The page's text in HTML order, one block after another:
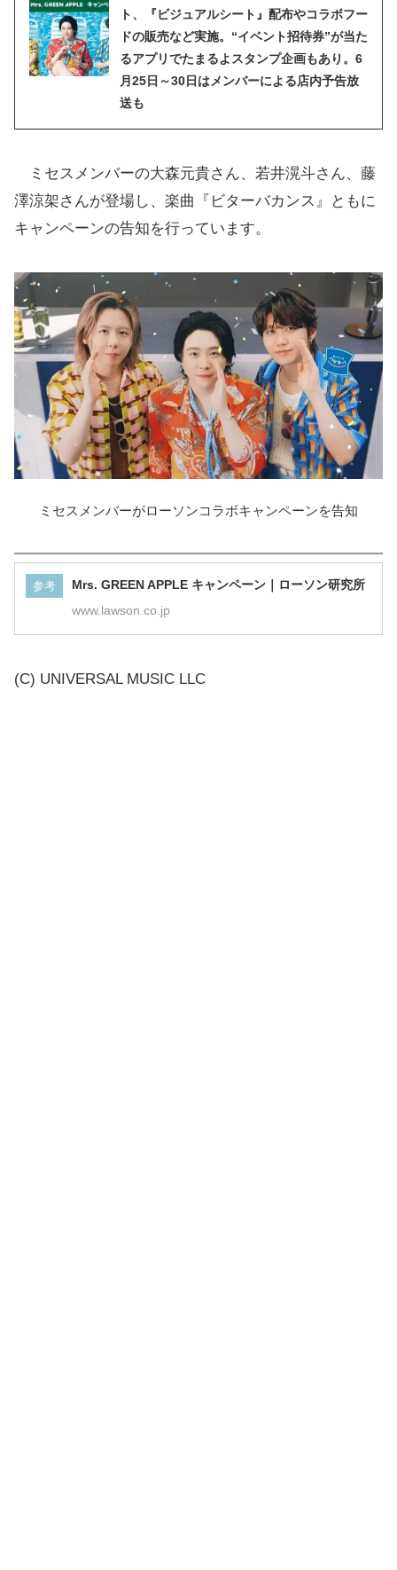
ト、『ビジュアルシート』配布やコラボフー
ドの販売など実施。“イベント招待券”が当た
るアプリでたまるよスタンプ企画もあり。6
月25日～30日はメンバーによる店内予告放
送も
ミセスメンバーの大森元貴さん、若井滉斗さん、藤
澤涼架さんが登場し、楽曲『ビターバカンス』ともに
キャンペーンの告知を行っています。
ミセスメンバーがローソンコラボキャンペーンを告知
参考 Mrs. GREEN APPLE キャンペーン｜ローソン研究所
www.lawson.co.jp
(C) UNIVERSAL MUSIC LLC